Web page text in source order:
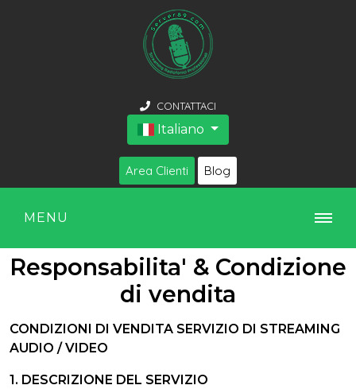
CONTATTACI
Italiano
Area Clienti Blog
MENU
Responsabilita' & Condizione
di vendita
CONDIZIONI DI VENDITA SERVIZIO DI STREAMING
AUDIO / VIDEO
1. DESCRIZIONE DEL SERVIZIO